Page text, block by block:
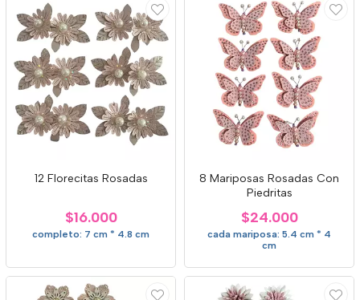
12 Florecitas Rosadas
$16.000
completo: 7 cm * 4.8 cm
8 Mariposas Rosadas Con
Piedritas
$24.000
cada mariposa: 5.4 cm * 4
cm